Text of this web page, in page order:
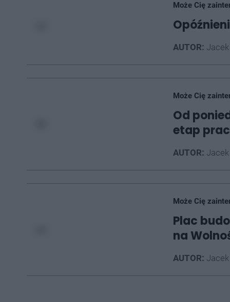
Może Cię
AUTOR:
Może Cię
Od
etap
AUTOR:
Może Cię
Plac
na
AUTOR: